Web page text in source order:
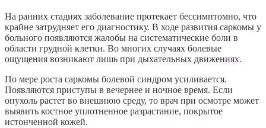
На ранних стадиях заболевание протекает бессимптомно, что
крайне затрудняет его диагностику. В ходе развития саркомы у
больного появляются жалобы на систематические боли в
области грудной клетки. Во многих случаях болевые
ощущения возникают лишь при дыхательных движениях.
По мере роста саркомы болевой синдром усиливается.
Появляются приступы в вечернее и ночное время. Если
опухоль растет во внешнюю среду, то врач при осмотре может
выявить костное уплотненное разрастание, покрытое
истонченной кожей.